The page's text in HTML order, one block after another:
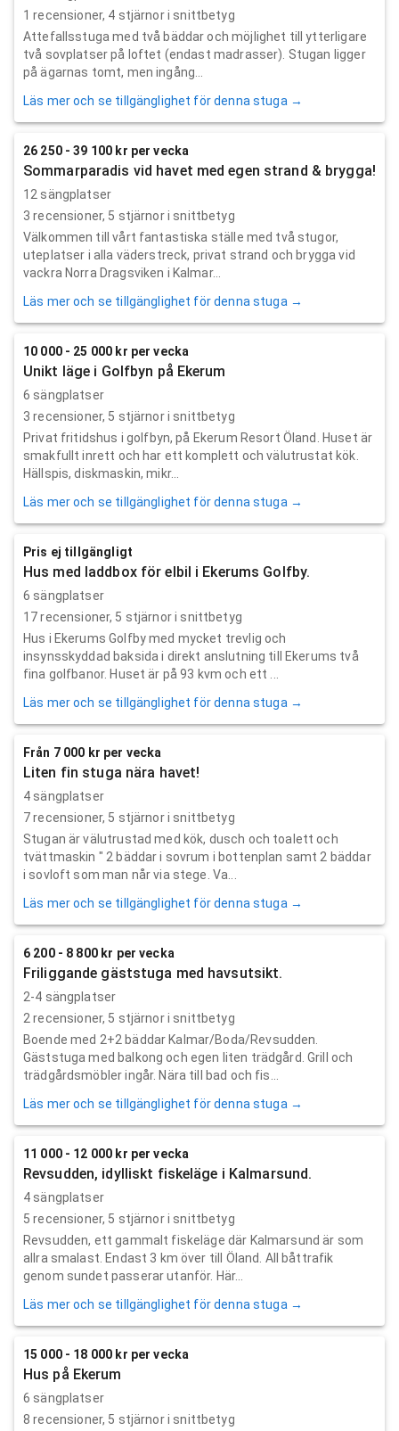
1 recensioner, 4 stjärnor i snittbetyg
Attefallsstuga med två bäddar och möjlighet till ytterligare
två sovplatser på loftet (endast madrasser). Stugan ligger
på ägarnas tomt, men ingång...
Läs mer och se tillgänglighet för denna stuga →
26 250 - 39 100 kr per vecka
Sommarparadis vid havet med egen strand & brygga!
12 sängplatser
3 recensioner, 5 stjärnor i snittbetyg
Välkommen till vårt fantastiska ställe med två stugor,
uteplatser i alla väderstreck, privat strand och brygga vid
vackra Norra Dragsviken i Kalmar...
Läs mer och se tillgänglighet för denna stuga →
10 000 - 25 000 kr per vecka
Unikt läge i Golfbyn på Ekerum
6 sängplatser
3 recensioner, 5 stjärnor i snittbetyg
Privat fritidshus i golfbyn, på Ekerum Resort Öland. Huset är
smakfullt inrett och har ett komplett och välutrustat kök.
Hällspis, diskmaskin, mikr...
Läs mer och se tillgänglighet för denna stuga →
Pris ej tillgängligt
Hus med laddbox för elbil i Ekerums Golfby.
6 sängplatser
17recensioner, 5 stjärnor i snittbetyg
Hus i Ekerums Golfby med mycket trevlig och
insynsskyddad baksida i direkt anslutning till Ekerums två
fina golfbanor. Huset är på 93 kvm och ett ...
Läs mer och se tillgänglighet för denna stuga →
Från 7 000 kr per vecka
Liten fin stuga nära havet!
4 sängplatser
7recensioner, 5 stjärnor i snittbetyg
Stugan är välutrustad med kök, dusch och toalett och
tvättmaskin " 2 bäddar i sovrum i bottenplan samt 2 bäddar
i sovloft som man når via stege. Va...
Läs mer och se tillgänglighet för denna stuga →
6 200 - 8 800 kr per vecka
Friliggande gäststuga med havsutsikt.
2-4 sängplatser
2 recensioner, 5 stjärnor i snittbetyg
Boende med 2+2 bäddar Kalmar/Boda/Revsudden.
Gäststuga med balkong och egen liten trädgård. Grill och
trädgårdsmöbler ingår. Nära till bad och fis...
Läs mer och se tillgänglighet för denna stuga →
11 000 - 12 000 kr per vecka
Revsudden, idylliskt fiskeläge i Kalmarsund.
4 sängplatser
5 recensioner, 5 stjärnor i snittbetyg
Revsudden, ett gammalt fiskeläge där Kalmarsund är som
allra smalast. Endast 3 km över till Öland. All båttrafik
genom sundet passerar utanför. Här...
Läs mer och se tillgänglighet för denna stuga →
15 000 - 18 000 kr per vecka
Hus på Ekerum
6 sängplatser
8 recensioner, 5 stjärnor i snittbetyg